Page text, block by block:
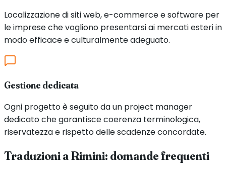
Localizzazione di siti web, e-commerce e software per
le imprese che vogliono presentarsi ai mercati esteri in
modo efficace e culturalmente adeguato.
Gestione dedicata
Ogni progetto è seguito da un project manager
dedicato che garantisce coerenza terminologica,
riservatezza e rispetto delle scadenze concordate.
Traduzioni aRimini: domande frequenti